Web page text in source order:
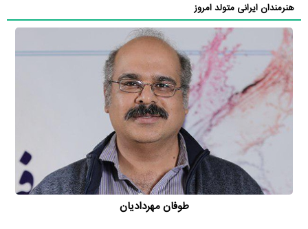
هنرمندان ایرانی متولد امروز
طوفان مهردادیان